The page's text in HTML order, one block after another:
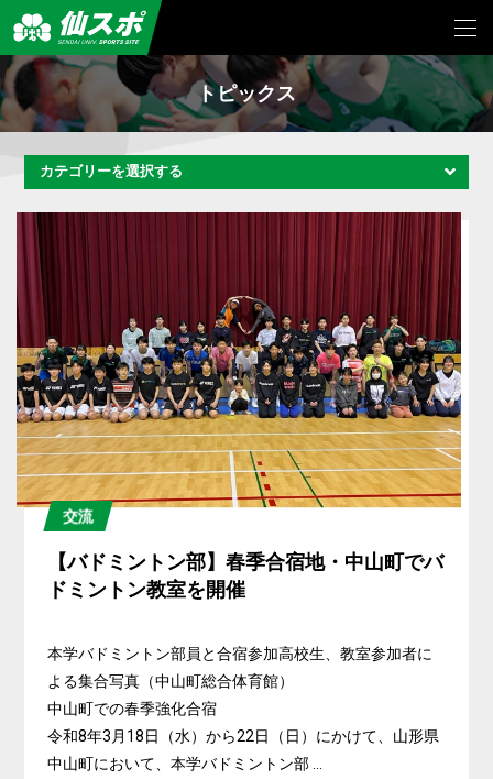
トピックス
カテゴリーを選択する
交流
【バドミントン部】春季合宿地・中山町でバ
ドミントン教室を開催
本学バドミントン部員と合宿参加高校生、教室参加者に
よる集合写真（中山町総合体育館）
中山町での春季強化合宿
令和8年3月18日（水）から22日（日）にかけて、山形県
中山町において、本学バドミントン部 ...